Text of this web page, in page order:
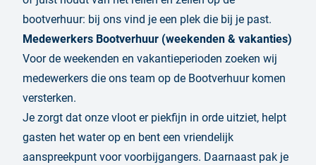
bootverhuur: bij ons vind je een plek die bij je past.
Medewerkers Bootverhuur (weekenden & vakanties)
Voor de weekenden en vakantieperioden zoeken wij
medewerkers die ons team op de Bootverhuur komen
versterken.
Je zorgt dat onze vloot er piekfijn in orde uitziet, helpt
gasten het water op en bent een vriendelijk
aanspreekpunt voor voorbijgangers. Daarnaast pak je